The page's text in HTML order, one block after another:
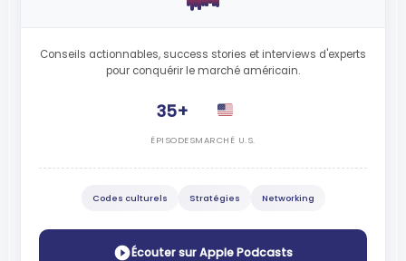
Conseils actionnables, success stories et interviews d'experts
pour conquérir le marché américain.
35+
ÉPISODESMARCHÉ U.S.
Codes culturels Stratégies Networking
Écouter sur Apple Podcasts